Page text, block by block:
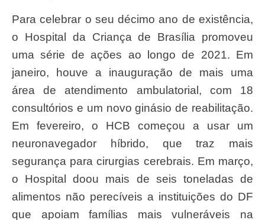
Para celebrar o seu décimo ano de existência,
o Hospital da Criança de Brasília promoveu
uma série de ações ao longo de 2021. Em
janeiro, houve a inauguração de mais uma
área de atendimento ambulatorial, com 18
consultórios e um novo ginásio de reabilitação.
Em fevereiro, o HCB começou a usar um
neuronavegador híbrido, que traz mais
segurança para cirurgias cerebrais. Em março,
o Hospital doou mais de seis toneladas de
alimentos não perecíveis a instituições do DF
que apoiam famílias mais vulneráveis na